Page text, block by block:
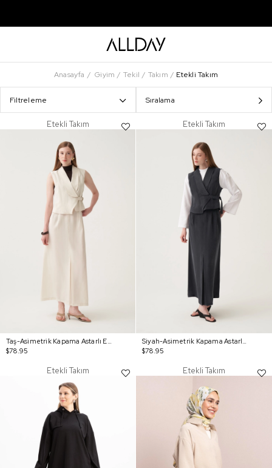
Anasayfa Giyim Tekil Takım Etekli Takım
Filtreleme Sıralama
Etekli Takım
Taş-Asimetrik Kapama Astarlı Etekli Takım
$78.95
Etekli Takım
Siyah-Asimetrik Kapama Astarlı Etekli Takım
$78.95
Etekli Takım Etekli Takım